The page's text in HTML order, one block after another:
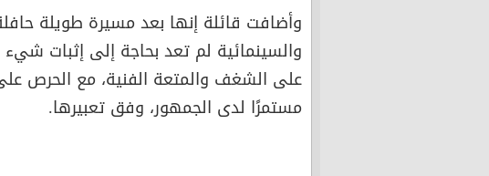
وأضافت قائلة إنها بعد مسيرة طويلة حافلة
والسينمائية لم تعد بحاجة إلى إثبات
على الشغف والمتعة الفنية، مع الحرص
مستمرًا لدى الجمهور، وفق تعبيرها.